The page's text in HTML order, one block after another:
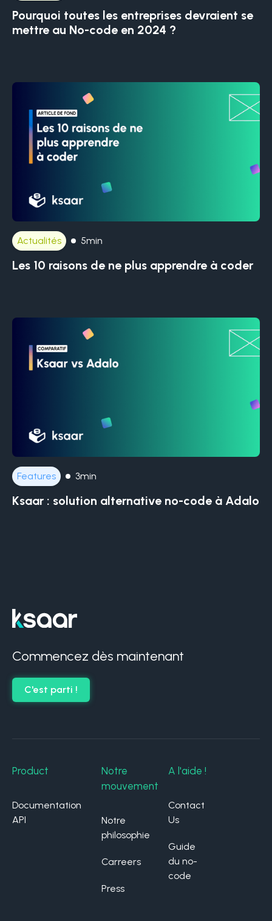
Pourquoi toutes les entreprises devraient se
mettre au No-code en 2024 ?
Actualités 5min
Les 10 raisons de ne plus apprendre à coder
Features 3min
Ksaar : solution alternative no-code à Adalo
Commencez dès maintenant
C'est parti !
Product
Documentation
API
Notre
mouvement
Notre
philosophie
Carreers
Press
A l'aide !
Contact
Us
Guide
du no-
code